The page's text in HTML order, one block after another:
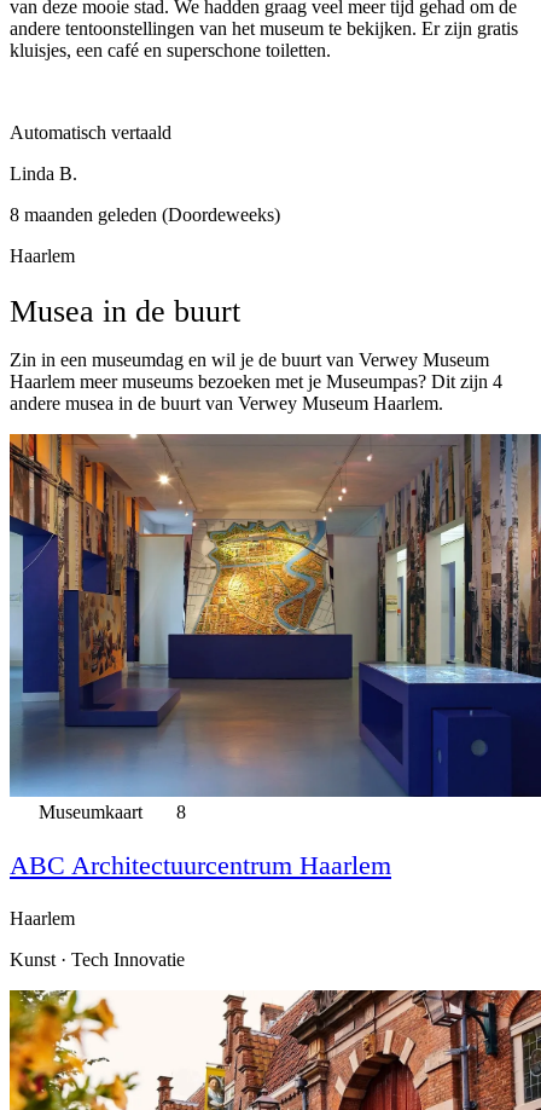
van deze mooie stad. We hadden graag veel meer tijd gehad om de
andere tentoonstellingen van het museum te bekijken. Er zijn gratis
kluisjes, een café en superschone toiletten.
Automatisch vertaald
Linda B.
8 maanden geleden (Doordeweeks)
Haarlem
Musea in de buurt
Zin in een museumdag en wil je de buurt van Verwey Museum
Haarlem meer museums bezoeken met je Museumpas? Dit zijn 4
andere musea in de buurt van Verwey Museum Haarlem.
Museumkaart 8
ABC Architectuurcentrum Haarlem
Haarlem
Kunst · Tech Innovatie